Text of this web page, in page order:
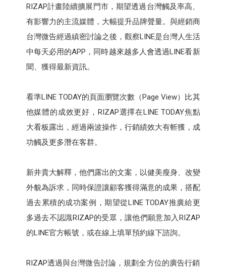
RIZAP計畫陸續擴展門市，期望透過台灣觸及率高、
有影響力的主流媒體，大幅提升品牌聲量。與經銷商
台灣微告經過縝密討論之後，觀察LINE是台灣人生活
中每天必用的APP，同時越來越多人會透過LINE看新
聞、獲得最新資訊。
看準LINE TODAY的頁面瀏覽次數（Page View）比其
他媒體的成效更好，RIZAP選擇在LINE TODAY焦點
大看板露出，經過兩波操作，行銷績效大有斬獲，成
功觸及更多潛在客群。
新井貴大解釋，他們露出的文案，以健美瘦身、改變
外貌為訴求，同時保證讓顧客獲得滿意的成果，搭配
過去累積的成功案例，期望從LINE TODAY推廣給更
多過去不認識RIZAP的受眾，讓他們願意加入RIZAP
的LINE官方帳號，或在線上填單預約線下諮詢。
RIZAP透過與台灣微告討論，規劃全方位的廣告行銷